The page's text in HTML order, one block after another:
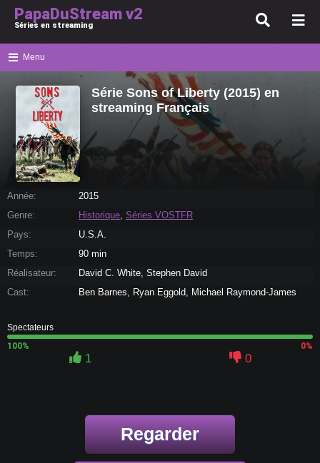
PapaDuStream v2
Séries en streaming
Menu
Série Sons of Liberty (2015) en
streaming Français
Année:
2015
Genre:
Historique, Séries VOSTFR
Pays:
U.S.A.
Temps:
90 min
Réalisateur:
David C. White, Stephen David
Cast:
Ben Barnes, Ryan Eggold, Michael Raymond-James
Spectateurs
100%
0%
1 0
Regarder